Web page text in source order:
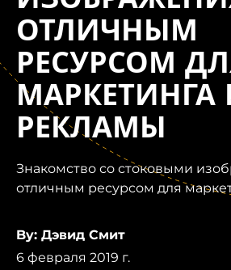
ОТЛИЧНЫМ
РЕСУРСОМ
МАРКЕТИНГА
РЕКЛАМЫ
Знакомство со стоковыми
отличным ресурсом для
By: Дэвид Смит
6 февраля 2019 г.